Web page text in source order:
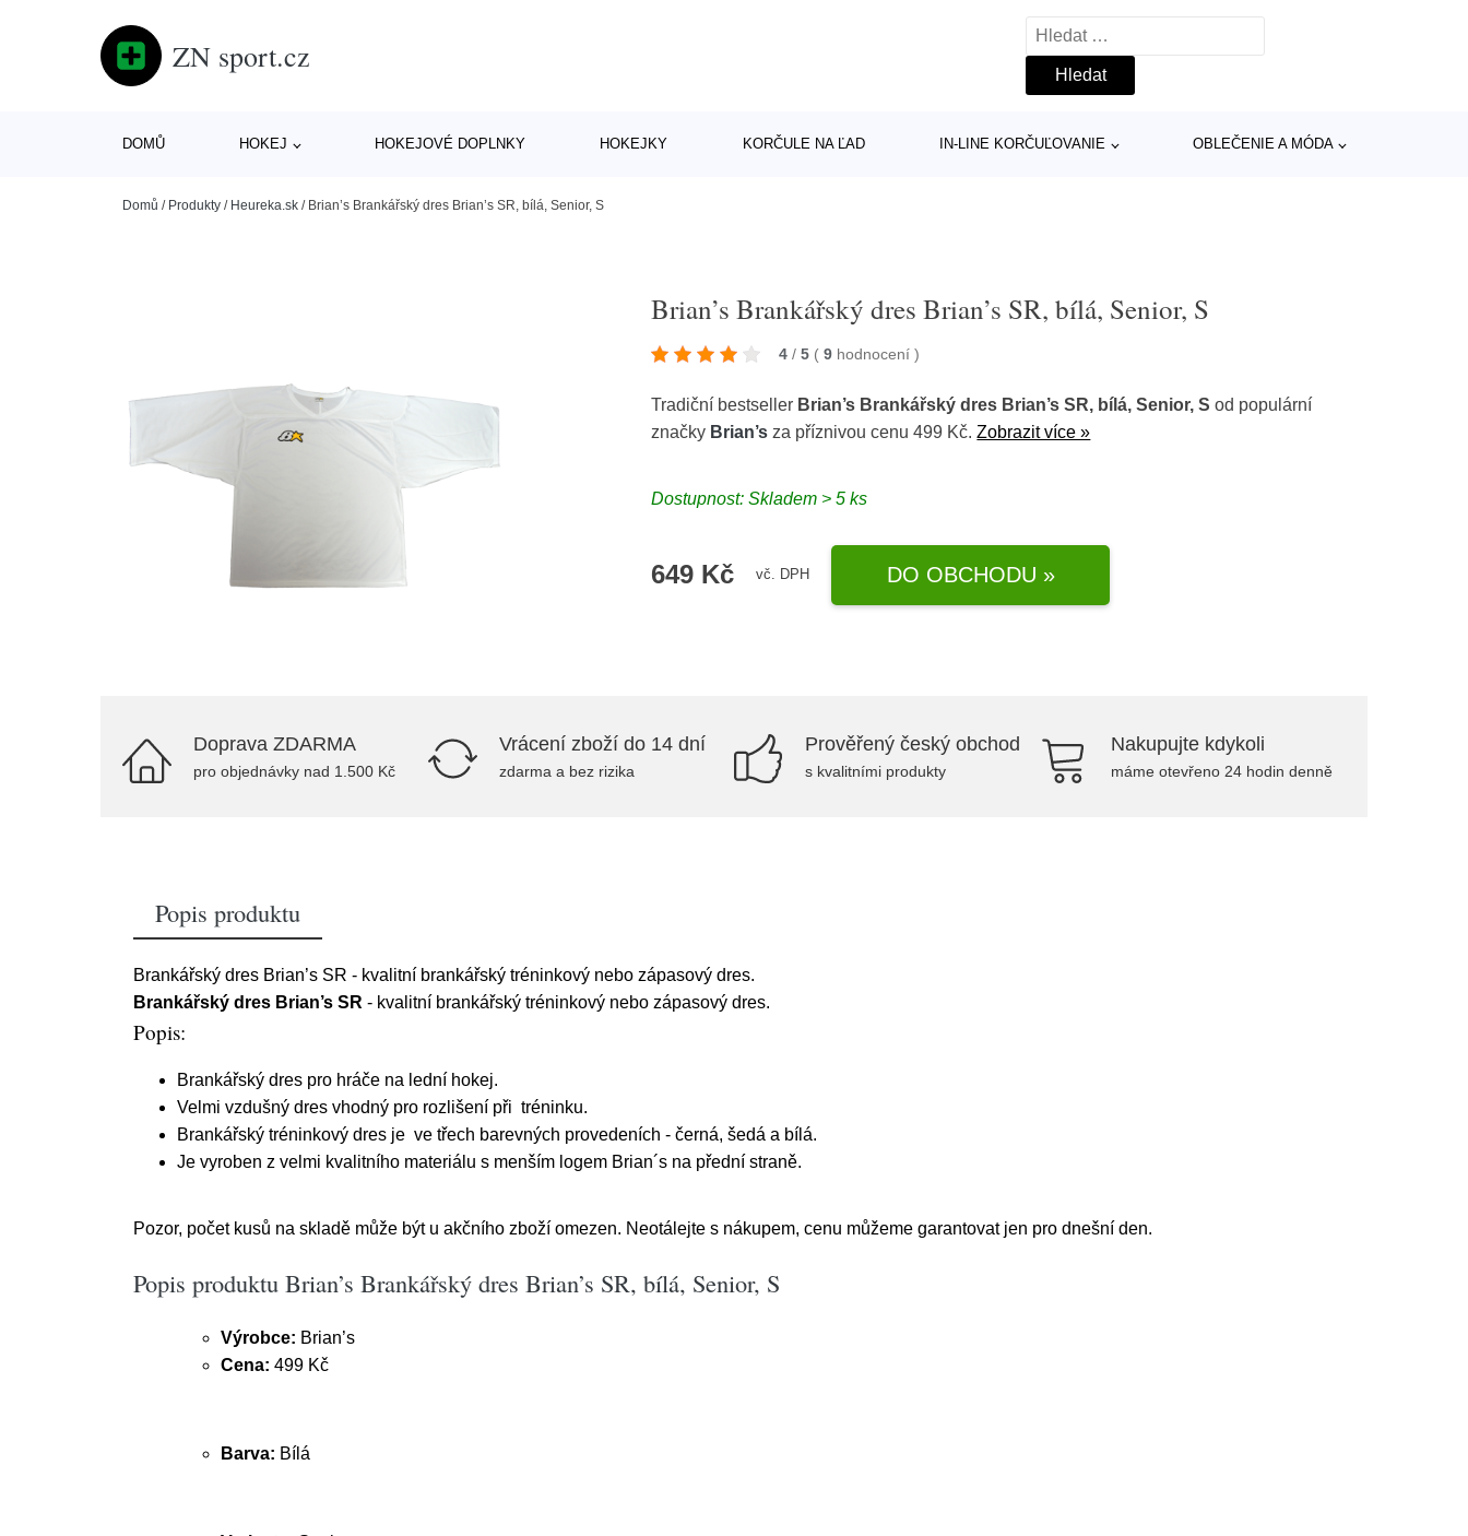
ZN sport.cz
Vyhledávání
DOMŮ HOKEJ HOKEJOVÉ DOPLNKY HOKEJKY KORČULE NA ĽAD IN-LINE KORČUĽOVANIE OBLEČENIE A MÓDA
Domů / Produkty / Heureka.sk / Brian’s Brankářský dres Brian’s SR, bílá, Senior, S
Brian’s Brankářský dres Brian’s SR, bílá, Senior, S
4 / 5 ( 9 hodnocení)
Tradiční bestseller Brian’s Brankářský dres Brian’s SR, bílá, Senior, S od populární
značky Brian’s za příznivou cenu 499 Kč.Zobrazit více »
Dostupnost: Skladem > 5 ks
649 Kč vč. DPH DO OBCHODU »
Doprava ZDARMA
pro objednávky nad 1.500 Kč
Vrácení zboží do 14 dní
zdarma a bez rizika
Prověřený český obchod
s kvalitními produkty
Nakupujte kdykoli
máme otevřeno 24 hodin denně
Popis produktu
Brankářský dres Brian’s SR - kvalitní brankářský tréninkový nebo zápasový dres.
Brankářský dres Brian’s SR - kvalitní brankářský tréninkový nebo zápasový dres.
Popis:
Brankářský dres pro hráče na lední hokej.
Velmi vzdušný dres vhodný pro rozlišení při tréninku.
Brankářský tréninkový dres je ve třech barevných provedeních - černá, šedá a bílá.
Je vyroben z velmi kvalitního materiálu s menším logem Brian´s na přední straně.
Pozor, počet kusů na skladě může být u akčního zboží omezen. Neotálejte s nákupem, cenu můžeme garantovat jen pro dnešní den.
Popis produktu Brian’s Brankářský dres Brian’s SR, bílá, Senior, S
Výrobce: Brian’s
Cena: 499 Kč
Barva: Bílá